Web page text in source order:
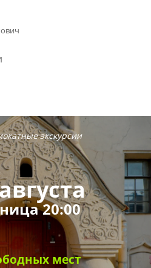
экскурсии
20:00
мест